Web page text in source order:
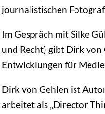
journalistischen
Im Gespräch mit Silke
und Recht) gibt Dirk
Entwicklungen für
Dirk von Gehlen ist
arbeitet als „Director